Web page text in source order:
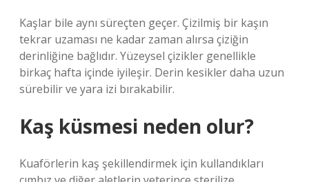
Kaşlar bile aynı süreçten geçer. Çizilmiş bir kaşın
tekrar uzaması ne kadar zaman alırsa çiziğin
derinliğine bağlıdır. Yüzeysel çizikler genellikle
birkaç hafta içinde iyileşir. Derin kesikler daha uzun
sürebilir ve yara izi bırakabilir.
Kaş küsmesi neden olur?
Kuaförlerin kaş şekillendirmek için kullandıkları